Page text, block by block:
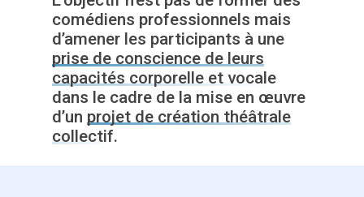
comédiens professionnels mais
d’amener les participants à une
prise de conscience de leurs
capacités corporelle et vocale
dans le cadre de la mise en œuvre
d’un projet de création théâtrale
collectif.